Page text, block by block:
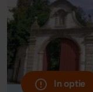
In optie